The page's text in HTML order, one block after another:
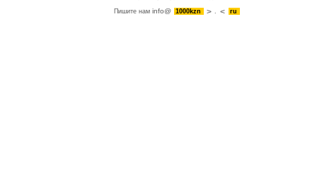
Пишите намinfo@ 1000kzn . ru